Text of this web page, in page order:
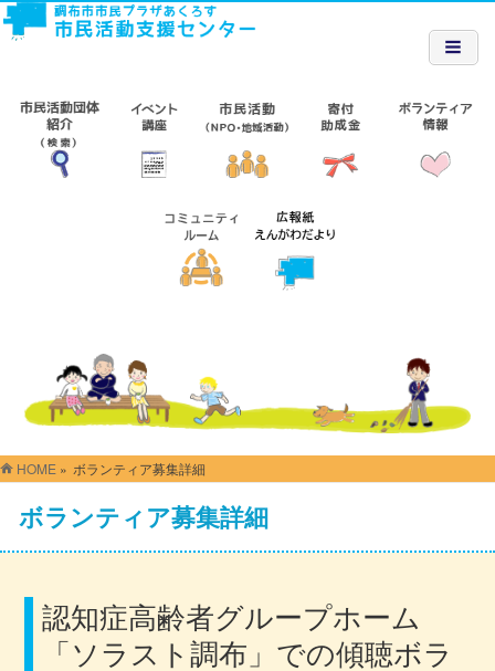
HOME » ボランティア募集詳細
ボランティア募集詳細
認知症高齢者グループホーム
「ソラスト調布」での傾聴ボラ